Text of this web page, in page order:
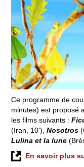
Ce programme de
minutes) est proposé
les films suivants :
(Iran, 10'),Nosotros
Lulina et la lune
En savoir plus